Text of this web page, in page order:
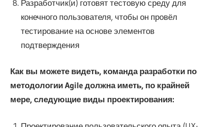
Разработчик(и) готовят тестовую среду для
конечного пользователя, чтобы он провёл
тестирование на основе элементов
подтверждения
Как вы можете видеть, команда разработки по
методологии Agile должна иметь, по крайней
мере, следующие виды проектирования: